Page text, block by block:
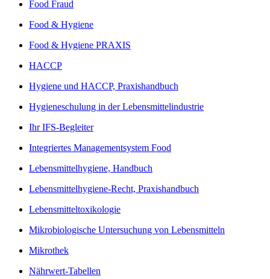
Food Fraud
Food & Hygiene
Food & Hygiene PRAXIS
HACCP
Hygiene und HACCP, Praxishandbuch
Hygieneschulung in der Lebensmittelindustrie
Ihr IFS-Begleiter
Integriertes Managementsystem Food
Lebensmittelhygiene, Handbuch
Lebensmittelhygiene-Recht, Praxishandbuch
Lebensmitteltoxikologie
Mikrobiologische Untersuchung von Lebensmitteln
Mikrothek
Nährwert-Tabellen